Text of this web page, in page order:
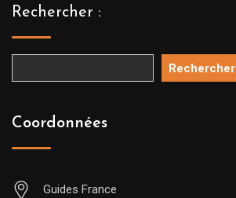
Rechercher :
Rechercher
Coordonnées
Guides France